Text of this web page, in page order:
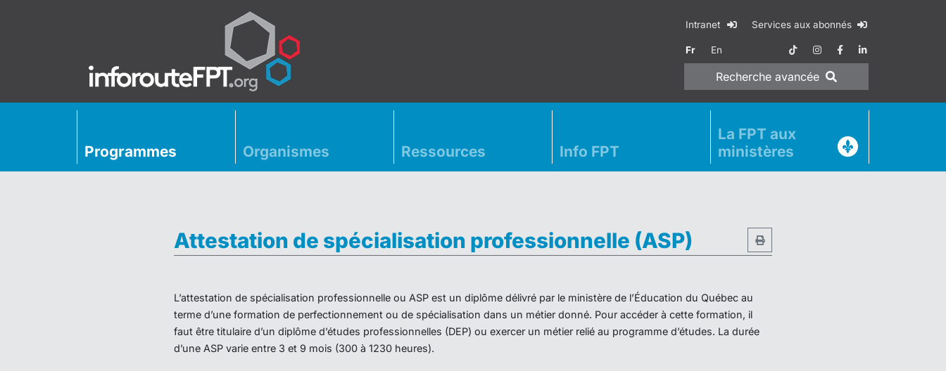
Intranet Services aux abonnés
Fr En
Recherche avancée
Programmes Organismes Ressources Info FPT
La FPT aux
ministères
Attestation de spécialisation professionnelle (ASP)
L’attestation de spécialisation professionnelle ou ASP est un diplôme délivré par le ministère de l’Éducation du Québec au
terme d’une formation de perfectionnement ou de spécialisation dans un métier donné. Pour accéder à cette formation, il
faut être titulaire d’un diplôme d’études professionnelles (DEP) ou exercer un métier relié au programme d’études. La durée
d’une ASP varie entre 3 et 9 mois (300 à 1230 heures).